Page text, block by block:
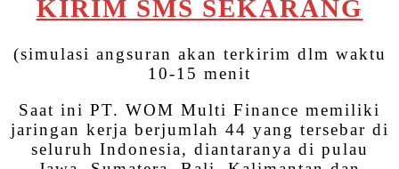
KIRIM SMS SEKARANG
(simulasi angsuran akan terkirim dlm waktu
10-15 menit
Saat ini PT. WOM Multi Finance memiliki
jaringan kerja berjumlah 44 yang tersebar di
seluruh Indonesia, diantaranya di pulau